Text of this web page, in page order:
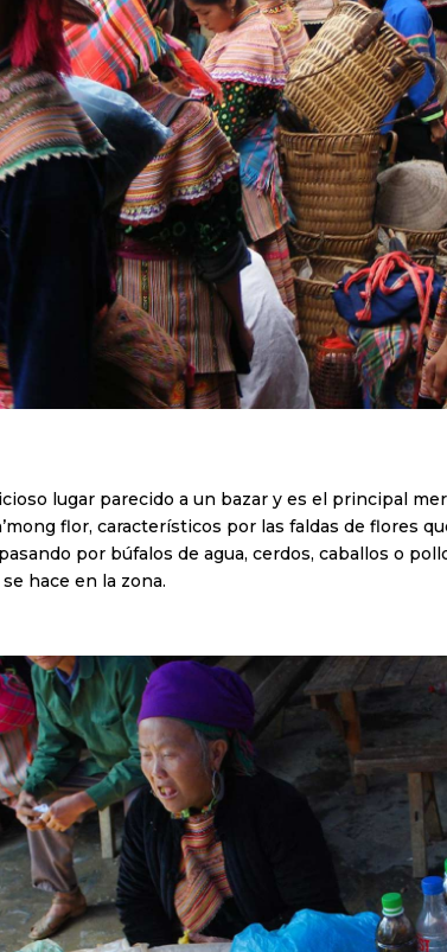
lugar parecido a un bazar y es el principal
flor, característicos por las faldas de flores
por búfalos de agua, cerdos, caballos o
hace en la zona.